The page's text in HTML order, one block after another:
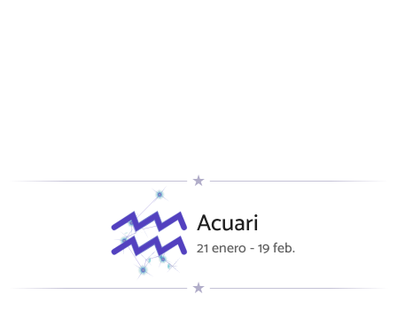
Acuari
21 enero - 19 feb.